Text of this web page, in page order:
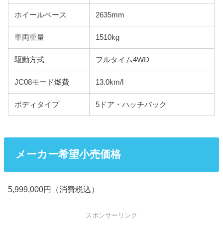
ホイールベース 2635mm
車両重量 1510kg
駆動方式 フルタイム4WD
JC08モード燃費 13.0km/l
ボディタイプ 5ドア・ハッチバック
メーカー希望小売価格
5,999,000円（消費税込）
スポンサーリンク